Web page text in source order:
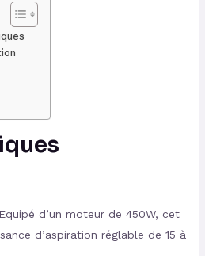
d’un moteur de 450W, cet
d’aspiration réglable de 15 à